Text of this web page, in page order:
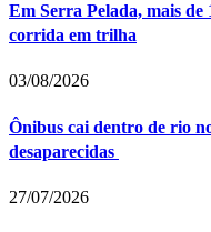
Em Serra Pelada, mais
corrida em trilha
03/08/2026
Ônibus cai dentro de rio
desaparecidas
27/07/2026